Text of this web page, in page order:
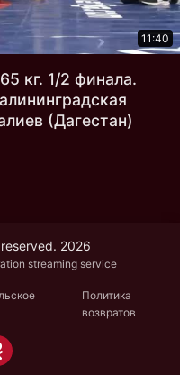
11:40
кг. 1/2 финала.
(Дагестан)
2026
streaming service
Политика
возвратов